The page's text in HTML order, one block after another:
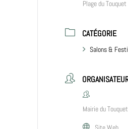
Plage du
CATÉGORIE
Salons &
Mairie du